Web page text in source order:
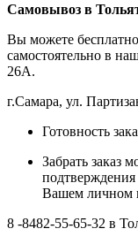
Самовывоз в
Вы можете бесплатно
самостоятельно в
26А.
г.Самара, ул.
Готовность
Забрать заказ
Вашем личном
8 -8482-55-65-32 в